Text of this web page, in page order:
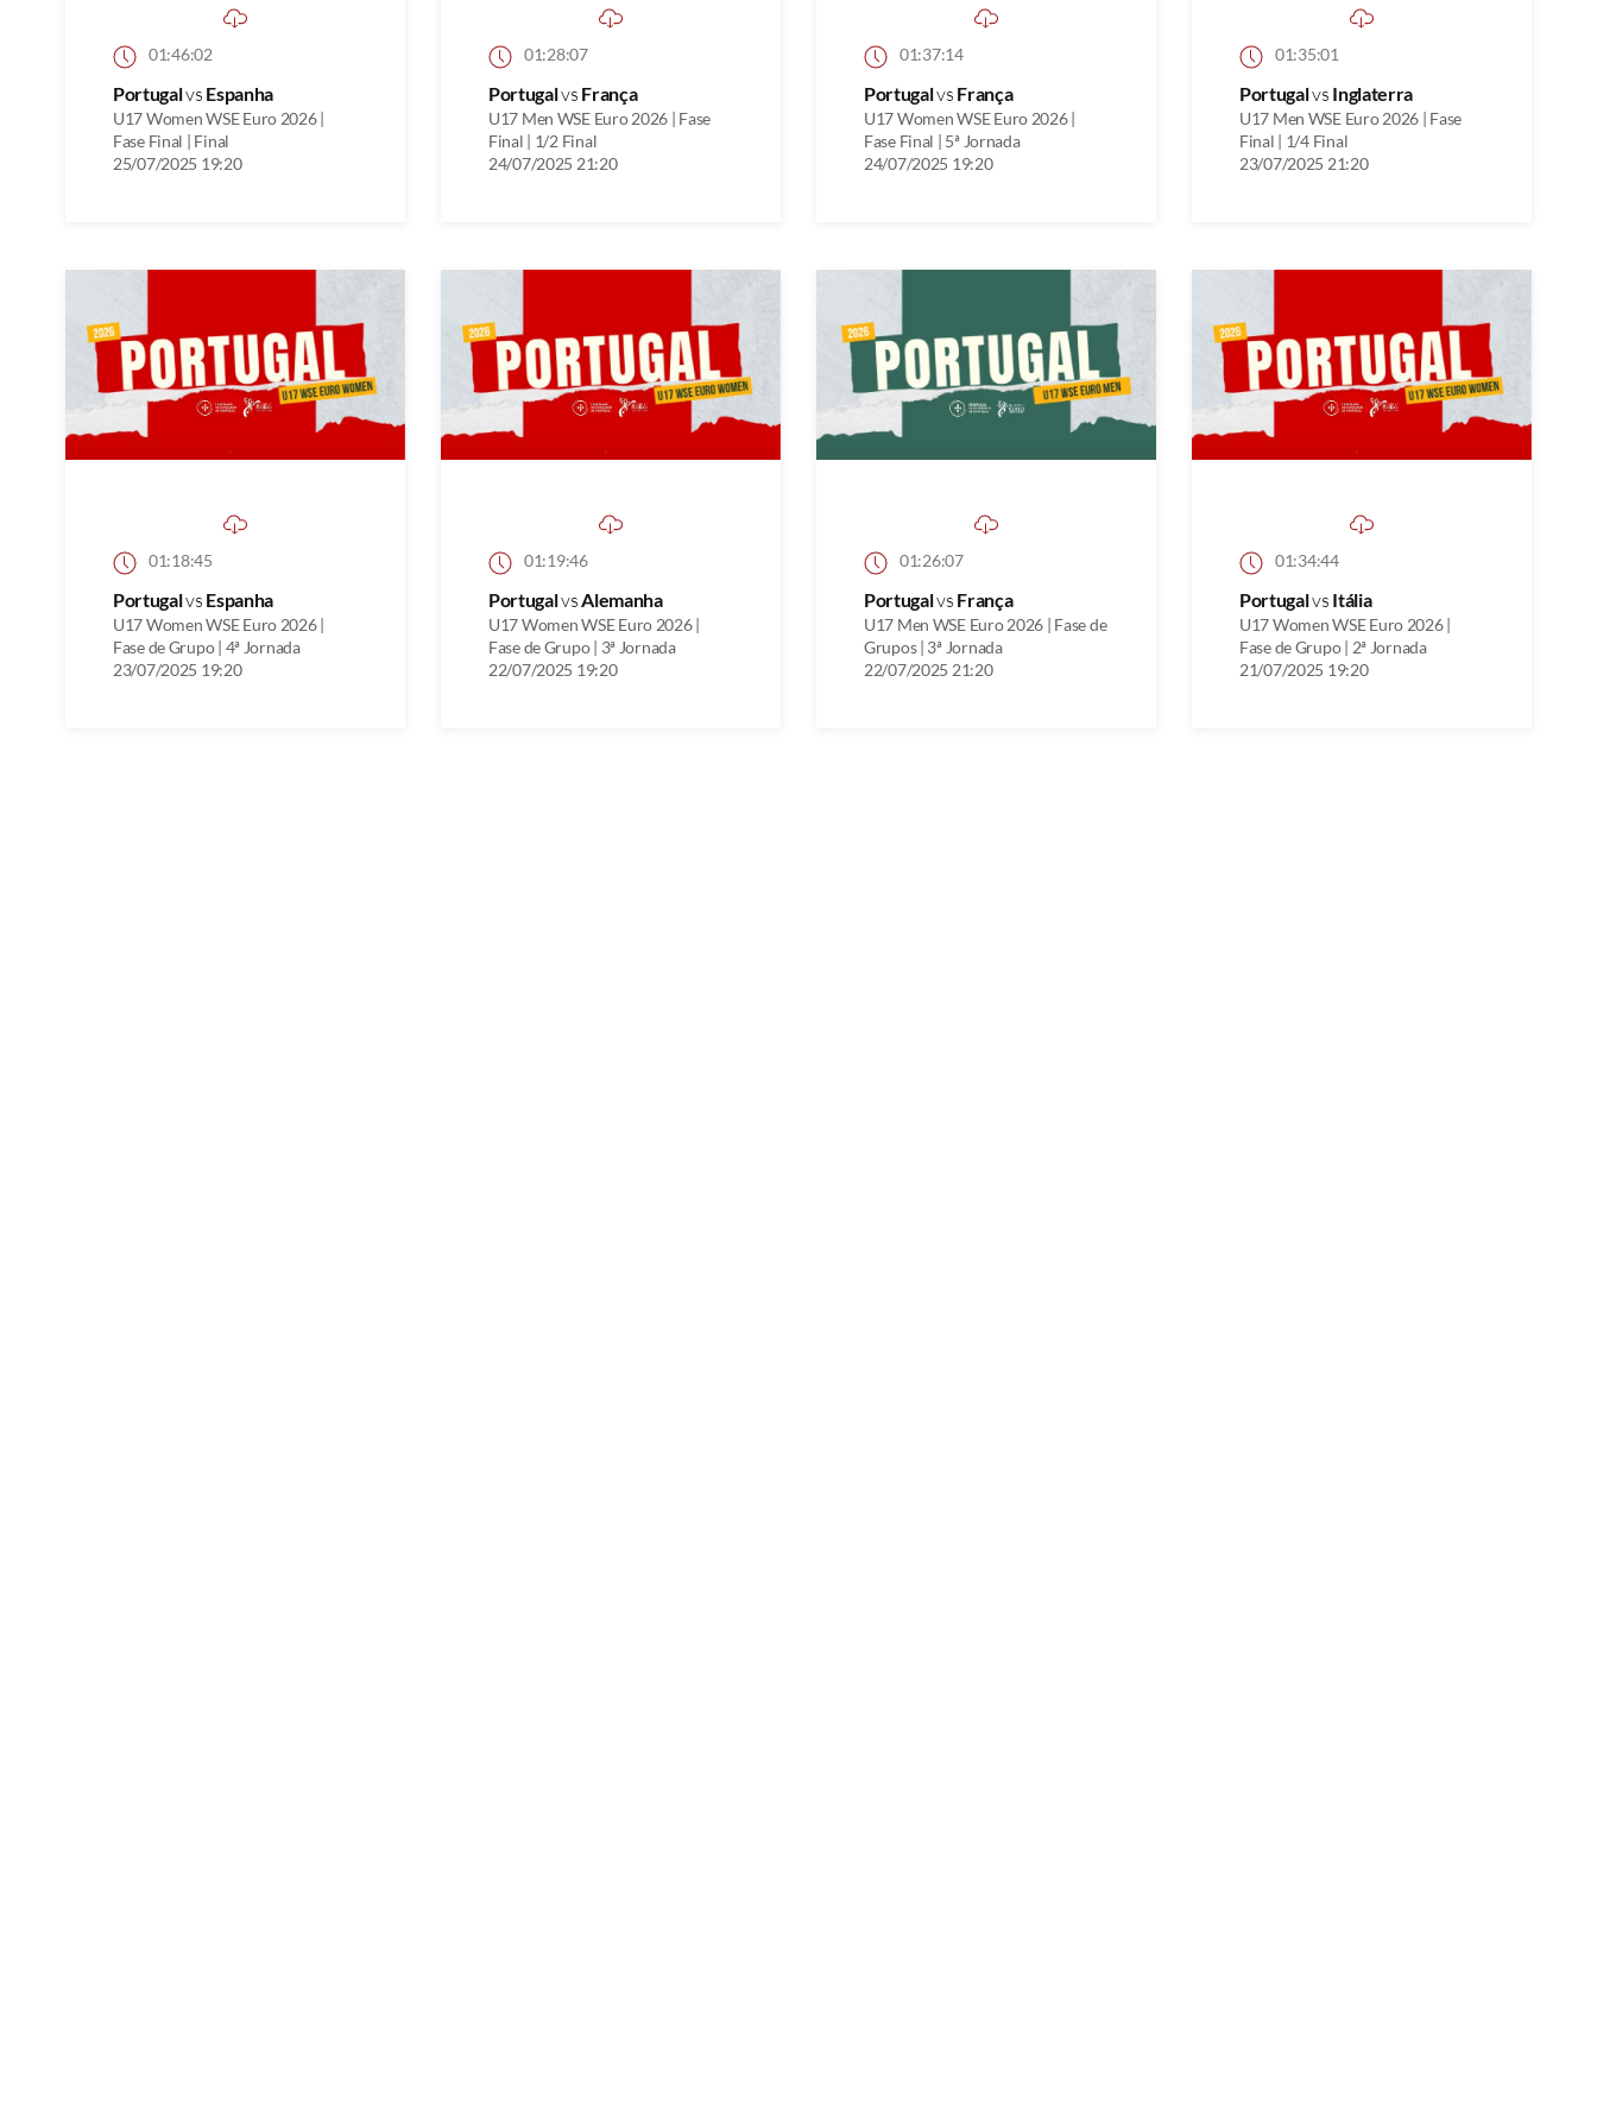
01:46:02
Portugalvs Espanha
U17 Women WSE Euro 2026 |
Fase Final | Final
25/07/2025 19:20
01:28:07
Portugalvs França
U17 Men WSE Euro 2026 | Fase
Final | 1/2 Final
24/07/2025 21:20
01:37:14
Portugalvs França
U17 Women WSE Euro 2026 |
Fase Final | 5ª Jornada
24/07/2025 19:20
01:35:01
Portugalvs Inglaterra
U17 Men WSE Euro 2026 | Fase
Final | 1/4 Final
23/07/2025 21:20
01:18:45
Portugalvs Espanha
U17 Women WSE Euro 2026 |
Fase de Grupo | 4ª Jornada
23/07/2025 19:20
01:19:46
PortugalvsAlemanha
U17 Women WSE Euro 2026 |
Fase de Grupo | 3ª Jornada
22/07/2025 19:20
01:26:07
Portugalvs França
U17 Men WSE Euro 2026 | Fase de
Grupos | 3ª Jornada
22/07/2025 21:20
01:34:44
Portugalvs Itália
U17 Women WSE Euro 2026 |
Fase de Grupo | 2ª Jornada
21/07/2025 19:20